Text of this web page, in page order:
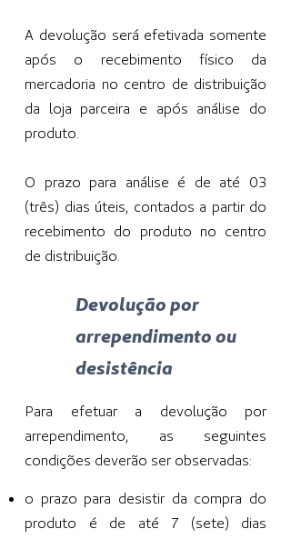
A devolução será efetivada somente
após o recebimento físico da
mercadoria no centro de distribuição
da loja parceira e após análise do
produto.
O prazo para análise é de até 03
(três) dias úteis, contados a partir do
recebimento do produto no centro
de distribuição.
Devolução por
arrependimento ou
desistência
Para efetuar a devolução por
arrependimento, as seguintes
condições deverão ser observadas:
o prazo para desistir da compra do
produto é de até 7 (sete) dias